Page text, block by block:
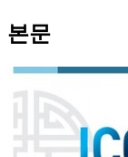
본문